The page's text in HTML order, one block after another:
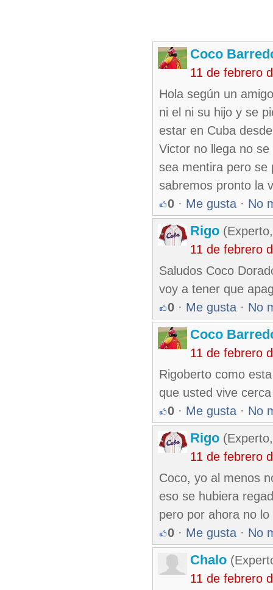
Coco
11 de febrero
Hola según un
ni el ni su hijo y se
estar en Cuba
Victor no llega no
sea mentira pero se
sabremos pronto la
0 · Me gusta · No
Rigo
11 de febrero
Saludos Coco
voy a tener que
0 · Me gusta · No
Coco
11 de febrero
Rigoberto como
que usted vive
0 · Me gusta · No
Rigo
11 de febrero
Coco, yo al menos
eso se hubiera
pero por ahora no
0 · Me gusta · No
Chalo
11 de febrero